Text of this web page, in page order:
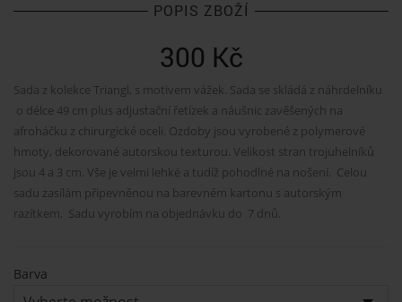
POPIS ZBOŽÍ
300 Kč
Sada z kolekce Triangl, s motivem vážek. Sada se skládá z náhrdelníku
o délce 49 cm plus adjustační řetízek a náušnic zavěšených na
afroháčku z chirurgické oceli. Ozdoby jsou vyrobené z polymerové
hmoty, dekorované autorskou texturou. Velikost stran trojuhelníků
jsou 4 a 3 cm. Vše je velmi lehké a tudíž pohodlné na nošení. Celou
sadu zasílám připevněnou na barevném kartonu s autorským
razítkem. Sadu vyrobím na objednávku do 7 dnů.
Barva